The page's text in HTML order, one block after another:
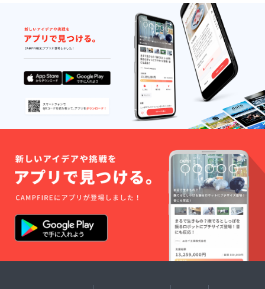
案内い
たしま
す。 ※
キクラ
ゲを
使った
アレン
ジ商品
も企画
してお
りま
す。皆
様から
のアイ
是非お
聞かせ
くださ
い。